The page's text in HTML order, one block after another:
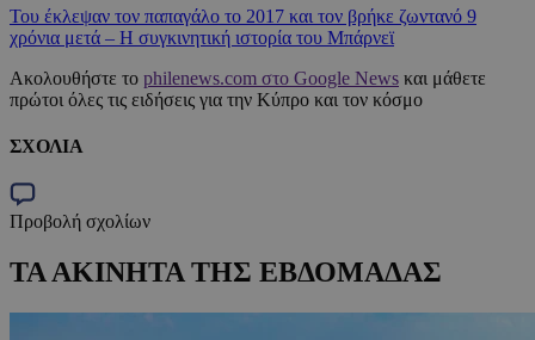
Του έκλεψαν τον παπαγάλο το 2017 και τον βρήκε ζωντανό 9
χρόνια μετά – Η συγκινητική ιστορία του Μπάρνεϊ
Ακολουθήστε το philenews.com στο Google News και μάθετε
πρώτοι όλες τις ειδήσεις για την Κύπρο και τον κόσμο
ΣΧΟΛΙΑ
Προβολή σχολίων
ΤΑ ΑΚΙΝΗΤΑ ΤΗΣ ΕΒΔΟΜΑΔΑΣ